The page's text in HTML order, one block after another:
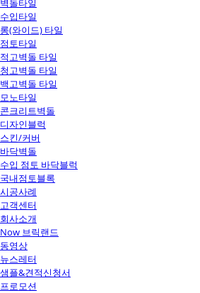
벽돌타일
수입타일
롱(와이드) 타일
점토타일
적고벽돌 타일
청고벽돌 타일
백고벽돌 타일
모노타일
콘크리트벽돌
디자인블럭
스킨/커버
바닥벽돌
수입 점토 바닥블럭
국내점토블록
시공사례
고객센터
회사소개
Now 브릭랜드
동영상
뉴스레터
샘플&견적신청서
프로모션